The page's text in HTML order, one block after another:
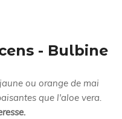
- Bulbine
jaune ou orange de mai
que l'aloe vera.